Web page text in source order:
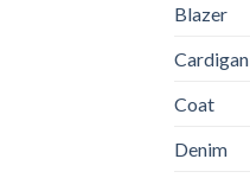
Blazer
Cardigan
Coat
Denim